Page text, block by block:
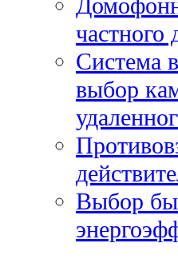
Система
выбор
Выбор